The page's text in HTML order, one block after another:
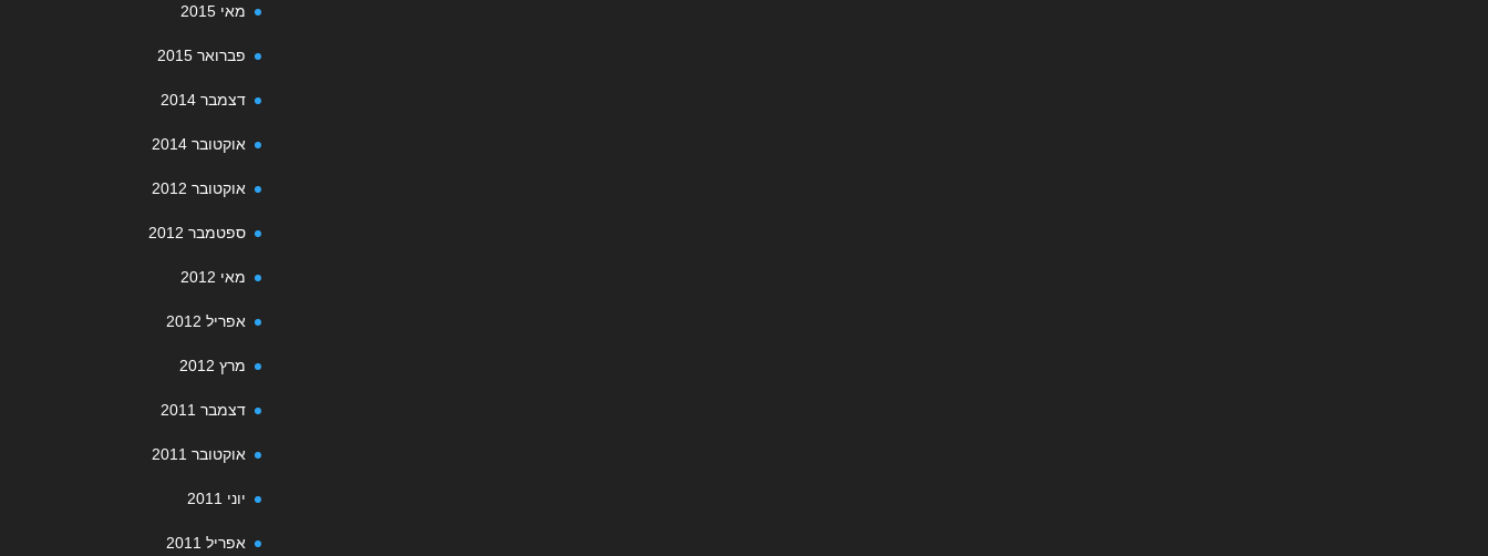
מאי 2015
פברואר 2015
דצמבר 2014
אוקטובר 2014
אוקטובר 2012
ספטמבר 2012
מאי 2012
אפריל 2012
מרץ 2012
דצמבר 2011
אוקטובר 2011
יוני 2011
אפריל 2011